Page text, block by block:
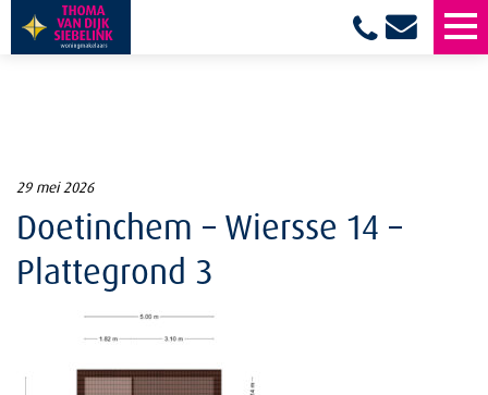
29 mei 2026
Doetinchem – Wiersse 14 –
Plattegrond 3